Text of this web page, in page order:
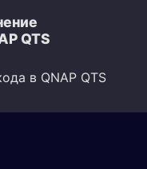
QTS
в QNAP QTS